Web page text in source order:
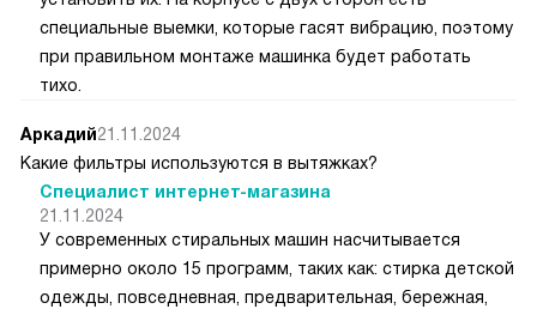
специальные выемки, которые гасят вибрацию, поэтому
при правильном монтаже машинка будет работать
тихо.
Аркадий21.11.2024
Какие фильтры используются в вытяжках?
Специалист интернет-магазина
21.11.2024
У современных стиральных машин насчитывается
примерно около 15 программ, таких как: стирка детской
одежды, повседневная, предварительная, бережная,